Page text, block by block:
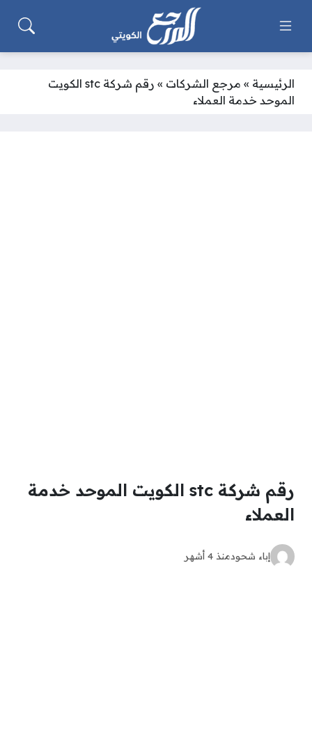
الرئيسية » مرجع الشركات »
رقم شركة stc الكويت
الموحد خدمة العملاء
رقم شركة stc الكويت الموحد خدمة
العملاء
إباء شحودمنذ 4 أشهر